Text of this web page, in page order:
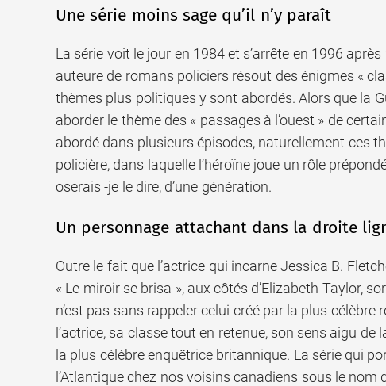
Une série moins sage qu’il n’y paraît
La série voit le jour en 1984 et s’arrête en 1996
auteure de romans policiers résout des énigmes «
thèmes plus politiques y sont abordés. Alors que la
aborder le thème des « passages à l’ouest » de
abordé dans plusieurs épisodes, naturellement ces
policière, dans laquelle l’héroïne joue un rôle
oserais -je le dire, d’une génération.
Un personnage attachant dans la droite
Outre le fait que l’actrice qui incarne Jessica B.
« Le miroir se brisa », aux côtés d’Elizabeth Taylor,
n’est pas sans rappeler celui créé par la plus
l’actrice, sa classe tout en retenue, son sens aigu
la plus célèbre enquêtrice britannique. La série qui
l’Atlantique chez nos voisins canadiens sous le